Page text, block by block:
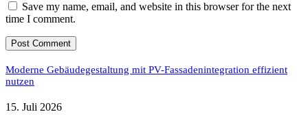
Save my name, email, and website in this browser for the next
time I comment.
Moderne Gebäudegestaltung mit PV-Fassadenintegration effizient
nutzen
15. Juli 2026